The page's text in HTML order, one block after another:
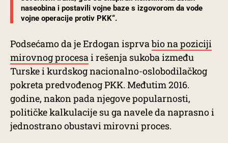
naseobina i postavili vojne baze s izgovorom da vode
vojne operacije protiv PKK“.
Podsećamo da je Erdogan isprvabio na poziciji
mirovnog procesa i rešenja sukoba između
Turske i kurdskog nacionalno-oslobodilačkog
pokreta predvođenog PKK. Međutim 2016.
godine, nakon pada njegove popularnosti,
političke kalkulacije su ga navele da naprasno i
jednostrano obustavi mirovni proces.